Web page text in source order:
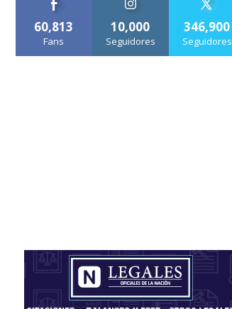
60,813
Fans
10,000
Seguidores
346,900
Seguidores